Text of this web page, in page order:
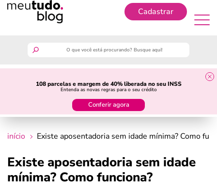
Cadastrar
108 parcelas e margem de 40% liberada no seu INSS
Entenda as novas regras para o seu crédito
Conferir agora
guia do trabalhador
crédito fácil
início Existe aposentadoria sem idade mínima? Como
Existe aposentadoria sem idade
mínima? Como funciona?